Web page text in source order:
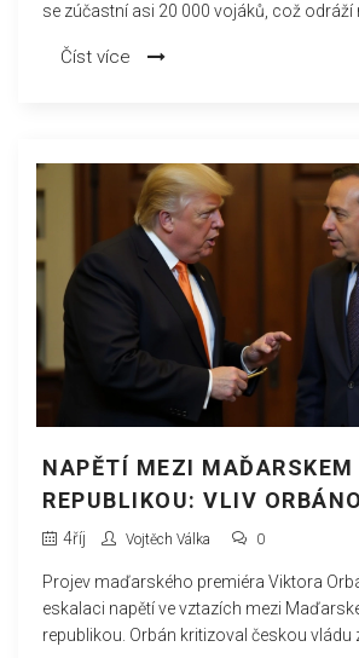
se zúčastní asi 20 000 vojáků, což
připravenost a schopnost reagovat na
Číst více
NAPĚTÍ MEZI MAĎARSKEM
REPUBLIKOU: VLIV
PROJEVU
4říj Vojtěch Válka 0
Projev maďarského premiéra Viktora
eskalaci napětí ve vztazích mezi
republikou. Orbán kritizoval českou vládu